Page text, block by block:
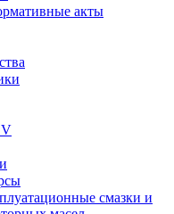
акты
смазки и